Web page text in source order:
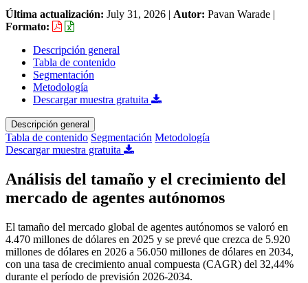
Última actualización: July 31, 2026 | Autor: Pavan Warade |
Formato:
Descripción general
Tabla de contenido
Segmentación
Metodología
Descargar muestra gratuita
Descripción general
Tabla de contenido Segmentación Metodología
Descargar muestra gratuita
Análisis del tamaño y el crecimiento del
mercado de agentes autónomos
El tamaño del mercado global de agentes autónomos se valoró en
4.470 millones de dólares en 2025 y se prevé que crezca de 5.920
millones de dólares en 2026 a 56.050 millones de dólares en 2034,
con una tasa de crecimiento anual compuesta (CAGR) del 32,44%
durante el período de previsión 2026-2034.